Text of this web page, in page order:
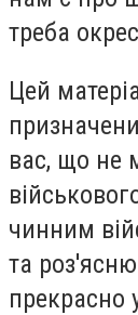
треба
Цей
вас, що не
чинним
та
прекрасно